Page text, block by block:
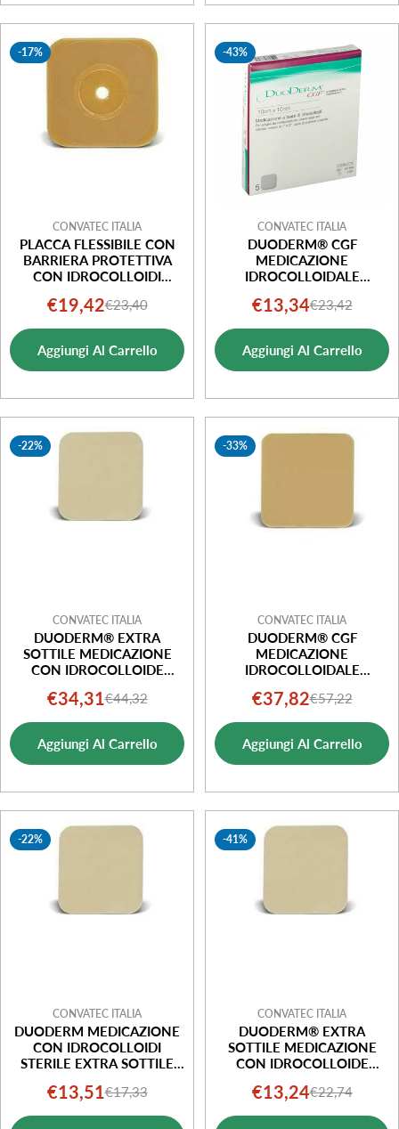
-17%
CONVATEC ITALIA
PLACCA FLESSIBILE CON
BARRIERA PROTETTIVA
CON IDROCOLLOIDI
MICROPOROSO CON
ADESIVO RIPOSIZIONABILE
RITAGLIABILE ESTEEM
SYNERGY 13/48MM 5
Prezzo
di
vendita
€19,42Prezzo
normale
€23,40
Aggiungi Al Carrello
-43%
CONVATEC ITALIA
DUODERM® CGF
MEDICAZIONE
IDROCOLLOIDALE
Prezzo
di
vendita
€13,34Prezzo
normale
€23,42
Aggiungi Al Carrello
-22%
CONVATEC ITALIA
DUODERM® EXTRA
SOTTILE MEDICAZIONE
CON IDROCOLLOIDE
Prezzo
di
vendita
€34,31Prezzo
normale
€44,32
Aggiungi Al Carrello
-33%
CONVATEC ITALIA
DUODERM® CGF
MEDICAZIONE
IDROCOLLOIDALE
Prezzo
di
vendita
€37,82Prezzo
normale
€57,22
Aggiungi Al Carrello
-22%
CONVATEC ITALIA
DUODERM MEDICAZIONE
CON IDROCOLLOIDI
STERILE EXTRA SOTTILE
Prezzo
di
€13,51Prezzo
normale
€17,33
-41%
CONVATEC ITALIA
DUODERM® EXTRA
SOTTILE MEDICAZIONE
CON IDROCOLLOIDE
Prezzo
di
€13,24Prezzo
normale
€22,74